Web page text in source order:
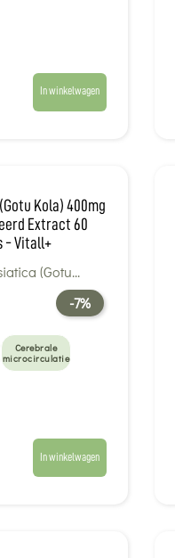
In winkelwagen
Kola) 400mg
Extract 60
- Vitall+
-7%
Cerebrale
microcirculatie
In winkelwagen